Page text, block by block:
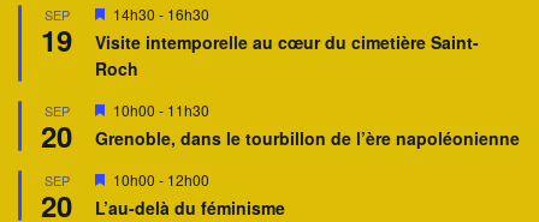
SEP
19
M
s
e
a
a
t
14h30 - 16h30
Visite intemporelle au cœur du cimetière Saint-
Roch
SEP
20
M
s
n
a
10h00 - 11h30
Grenoble, dans le tourbillon de l’ère napoléonienne
SEP
20
M
s
10h00 - 12h00
L’au-delà du féminisme